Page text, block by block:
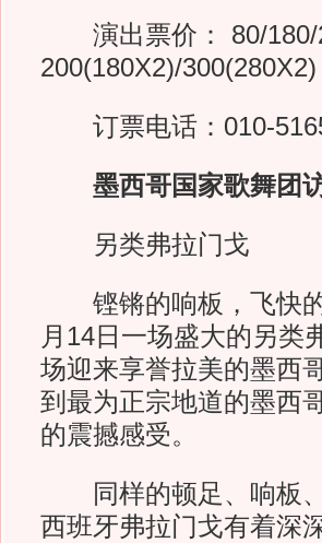
演出票价： 80/180/
200(180X2)/300(280X2)
订票电话：010-
墨西哥国家歌舞团
另类弗拉门戈
铿锵的响板，飞快的
月14日一场盛大的另类
场迎来享誉拉美的墨西
到最为正宗地道的墨西
的震撼感受。
同样的顿足、响板、
西班牙弗拉门戈有着深